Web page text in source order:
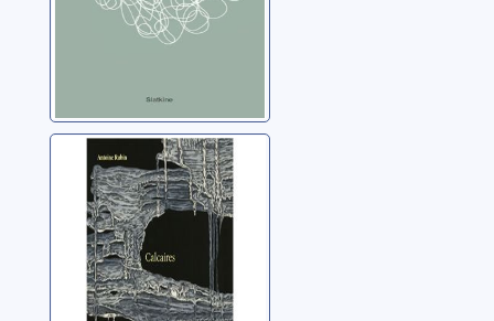
Calcaires
Rubin, Antoine